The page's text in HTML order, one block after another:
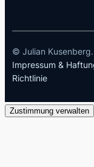
© Julian
Impressum &
Richtlinie
Zustimmung verwalten